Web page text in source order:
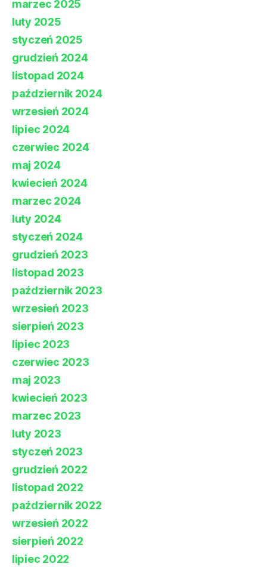
marzec 2025
luty 2025
styczeń 2025
grudzień 2024
listopad 2024
październik 2024
wrzesień 2024
lipiec 2024
czerwiec 2024
maj 2024
kwiecień 2024
marzec 2024
luty 2024
styczeń 2024
grudzień 2023
listopad 2023
październik 2023
wrzesień 2023
sierpień 2023
lipiec 2023
czerwiec 2023
maj 2023
kwiecień 2023
marzec 2023
luty 2023
styczeń 2023
grudzień 2022
listopad 2022
październik 2022
wrzesień 2022
sierpień 2022
lipiec 2022